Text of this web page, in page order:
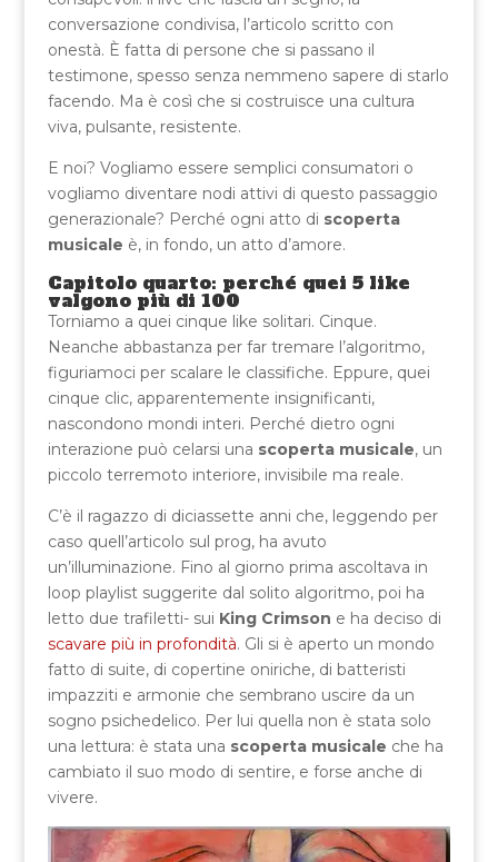
conversazione condivisa, l’articolo scritto con
onestà. È fatta di persone che si passano il
testimone, spesso senza nemmeno sapere di starlo
facendo. Ma è così che si costruisce una cultura
viva, pulsante, resistente.
E noi? Vogliamo essere semplici consumatori o
vogliamo diventare nodi attivi di questo passaggio
generazionale? Perché ogni atto di scoperta
musicale è, in fondo, un atto d’amore.
Capitolo quarto: perché quei 5 like
valgono più di 100
Torniamo a quei cinque like solitari. Cinque.
Neanche abbastanza per far tremare l’algoritmo,
figuriamoci per scalare le classifiche. Eppure, quei
cinque clic, apparentemente insignificanti,
nascondono mondi interi. Perché dietro ogni
interazione può celarsi una scoperta musicale, un
piccolo terremoto interiore, invisibile ma reale.
C’è il ragazzo di diciassette anni che, leggendo per
caso quell’articolo sul prog, ha avuto
un’illuminazione. Fino al giorno prima ascoltava in
loop playlist suggerite dal solito algoritmo, poi ha
letto due trafiletti- sui King Crimson e ha deciso di
scavare più in profondità. Gli si è aperto un mondo
fatto di suite, di copertine oniriche, di batteristi
impazziti e armonie che sembrano uscire da un
sogno psichedelico. Per lui quella non è stata solo
una lettura: è stata una scoperta musicale che ha
cambiato il suo modo di sentire, e forse anche di
vivere.